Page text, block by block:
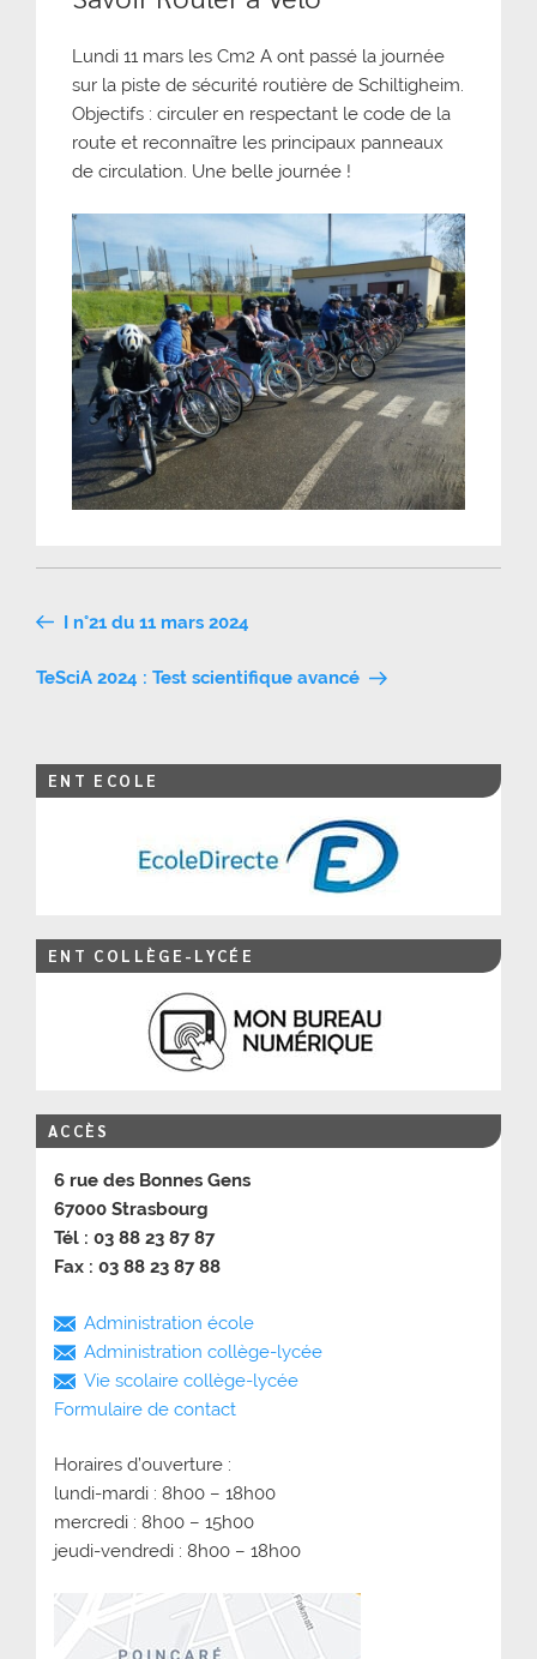
Lundi 11 mars les Cm2 A ont passé la journée
sur la piste de sécurité routière de Schiltigheim.
Objectifs : circuler en respectant le code de la
route et reconnaître les principaux panneaux
de circulation. Une belle journée !
Navigation
de
I n°21 du 11 mars 2024
TeSciA 2024 : Test scientifique avancé
ENT ECOLE
ENT COLLÈGE-LYCÉE
ACCÈS
6 rue des Bonnes Gens
67000 Strasbourg
Tél : 03 88 23 87 87
Fax : 03 88 23 87 88
Administration école
Administration collège-lycée
Vie scolaire collège-lycée
Formulaire de contact
Horaires d’ouverture :
lundi-mardi : 8h00 – 18h00
mercredi : 8h00 – 15h00
jeudi-vendredi : 8h00 – 18h00